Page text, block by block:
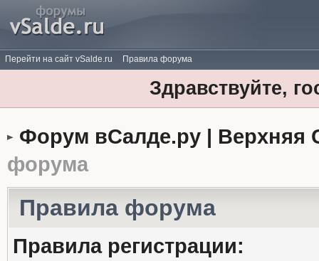
Перейти на сайт vSalde.ru Правила форума
Здравствуйте,
Форум вСалде.ру | Верхняя
форума
Правила форума
Правила регистрации: